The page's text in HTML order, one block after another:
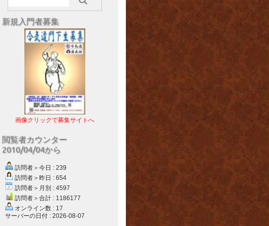
新規入門者募集
画像クリックで募集サイトへ
閲覧者カウンター
2010/04/04から
訪問者＞今日 : 239
訪問者＞昨日 : 654
訪問者＞月別 : 4597
訪問者＞合計 : 1186177
オンライン数 : 17
サーバーの日付 : 2026-08-07